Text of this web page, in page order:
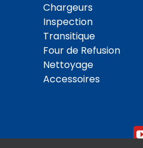
Chargeurs
Inspection
Transitique
Four de Refusion
Nettoyage
Accessoires